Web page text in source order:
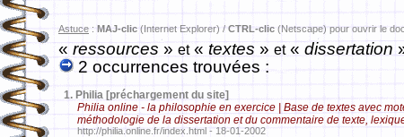
Astuce : MAJ-clic (Internet Explorer) / CTRL-clic (Netscape) pour ouvrir le
«ressources » et« textes » et« dissertation
2 occurrences trouvées :
1. Philia [préchargement du site]
Philia online - la philosophie en exercice | Base de textes avec
méthodologie de la dissertation et du commentaire de texte,
http://philia.online.fr/index.html - 18-01-2002